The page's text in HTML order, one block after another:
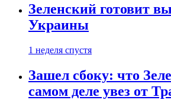
Зеленский готовит
Украины
1 неделя спустя
Зашел сбоку: что
самом деле увез от